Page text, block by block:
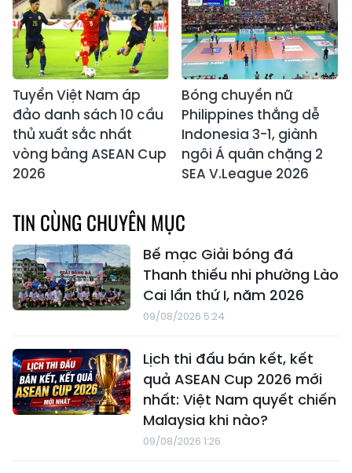
Tuyển Việt Nam áp
đảo danh sách 10 cầu
thủ xuất sắc nhất
vòng bảng ASEAN Cup
2026
Bóng chuyền nữ
Philippines thắng dễ
Indonesia 3-1, giành
ngôi Á quân chặng 2
SEA V.League 2026
TIN CÙNG CHUYÊN MỤC
Bế mạc Giải bóng đá
Thanh thiếu nhi phường Lào
Cai lần thứ I, năm 2026
09/08/2026 5:24
Lịch thi đấu bán kết, kết
quả ASEAN Cup 2026 mới
nhất: Việt Nam quyết chiến
Malaysia khi nào?
09/08/2026 1:26